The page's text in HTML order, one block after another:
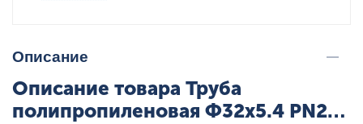
Описание
Описание товара Труба
полипропиленовая Ф32x5.4 PN20